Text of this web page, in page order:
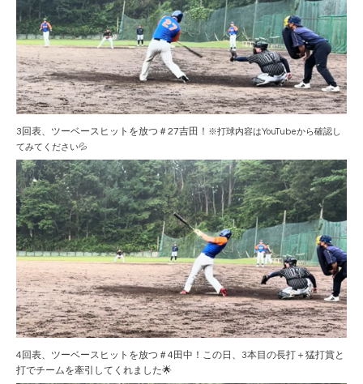
3回表、ツーベースヒットを放つ＃27吉田！ ※打球内容はYouTubeから確認し
てみてください💦
4回表、ツーベースヒットを放つ＃4田中！この日、3本目の長打＋猛打賞と
打でチームを牽引してくれました🌟